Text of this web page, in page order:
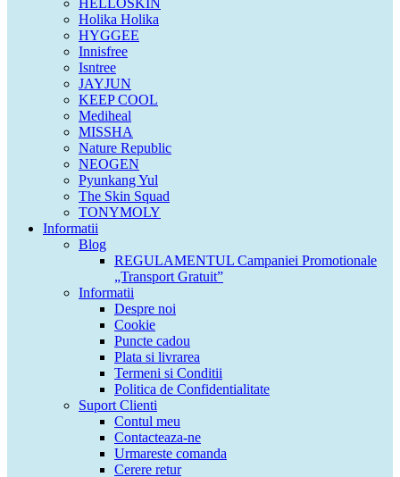
HELLOSKIN
Holika Holika
HYGGEE
Innisfree
Isntree
JAYJUN
KEEP COOL
Mediheal
MISSHA
Nature Republic
NEOGEN
Pyunkang Yul
The Skin Squad
TONYMOLY
Informatii
Blog
REGULAMENTUL Campaniei Promotionale
„Transport Gratuit”
Informatii
Despre noi
Cookie
Puncte cadou
Plata si livrarea
Termeni si Conditii
Politica de Confidentialitate
Suport Clienti
Contul meu
Contacteaza-ne
Urmareste comanda
Cerere retur